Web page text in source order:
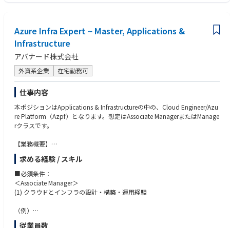
チームワーク、新たなテクノロジーの習得を通じて、クライアントの問題
解決に応えるアバナードは、その先で私達の仕事の結果、人の働き方、コ
ミュニケーションやコラボレーションなど真のヒューマンインパクトをも
アバナードのインクルージョン＆ダイバーシティ（I&D）に関する情報は
こちらをご覧ください。
https://www.avanade.com/ja-jp/about/responsible-business
＊＊
アバナードではグローバルレベルで以下を共通のテーマに持ち、日々業務
・Create a future for our people that focuses on:
- Expanding your thinking
- Experimenting courageously
- Learning and pivoting
・Inspire greatness in our people by:
- Empowering every voice
- Encouraging boldness
- Celebrating progress
・Accelerate the impact of our people by:
- Amazing the client
Azure Infra Expert ~ Master, Applications &
Infrastructure
アバナード株式会社
外資系企業 在宅勤務可
仕事内容
本ポジションはApplications & Infrastructureの中の、Cloud Engineer/Azu
re Platform（Azpf）となります。想定はAssociate ManagerまたはManage
rクラスです。
【業務概要】
アバナードのAzure Platform組織では、パブリッククラウドの代表格であ
るMicrosoft Azureに関与し、その技術を極めることが可能な環境が整って
います。グローバルに在籍しているマイクロソフトのエキスパートと意見
を交換しながら、自己研鑽を深め、様々な業種のお客様の難問を解決する
ことができます。これは、マーケットで高く評価されるAzureアーキテク
トとしてのキャリアを築くための絶好のポジションです。これまでにAzur
e以外のクラウド（AWS、GCP等）を主に経験された方も、既存の知識を
求める経験 / スキル
■必須条件：
＜Associate Manager＞
(1) クラウドとインフラの設計・構築・運用経験
（例）
・パブリッククラウド（Azure, AWS, GCP等）に関するコンサルティング
従業員数